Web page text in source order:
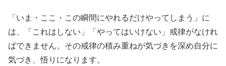
「いま・ここ・この瞬間にやれるだけやってしまう」に
は、「これはしない」「やってはいけない」戒律がなけれ
ばできません。その戒律の積み重ねが気づきを深め自分に
気づき、悟りになります。